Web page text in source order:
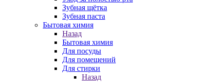
Зубная щётка
Зубная паста
Бытовая химия
Назад
Бытовая химия
Для посуды
Для помещений
Для стирки
Назад